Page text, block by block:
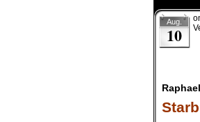
Aug.
10